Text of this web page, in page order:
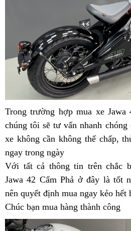
Phả Cẩm
Phả
Phả
Trong trường hợpJawa
Bobber
42
hiệu
tại
Cẩm
Phả
mua xe Jawa
chúng tôi sẽ tư vấn nhanh
xe không cần không thế chấp,
ngay trong ngày
giới
Với tất cả thông tin trênnơi
bán
Jawa
Bobber
42
phụ
tùng
có
sẳn
chính
chắc
Jawa 42 Cẩm Phả ở đây là tốt
nên Jawa
Bobber
42
quyết định mua ngay kẻo hết
Chúc bạn mua hàng thành công